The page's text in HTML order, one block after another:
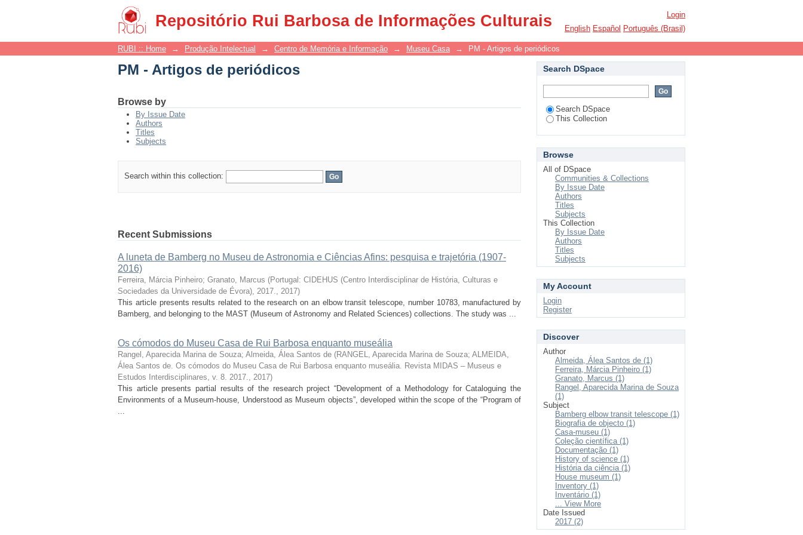
Repositório Rui Barbosa de Informações Culturais
PM - Artigos de periódicos
Login
English Español Português (Brasil)
RUBI :: Home → Produção Intelectual → Centro de Memória e Informação → Museu Casa → PM - Artigos de periódicos
PM - Artigos de periódicos
Browse by
By Issue Date
Authors
Titles
Subjects
Search within this collection:
Recent Submissions
A luneta de Bamberg no Museu de Astronomia e Ciências Afins: pesquisa e trajetória (1907-
2016)
Ferreira, Márcia Pinheiro; Granato, Marcus (Portugal: CIDEHUS (Centro Interdisciplinar de História, Culturas e
Sociedades da Universidade de Évora), 2017., 2017)
This article presents results related to the research on an elbow transit telescope, number 10783, manufactured by
Bamberg, and belonging to the MAST (Museum of Astronomy and Related Sciences) collections. The study was ...
Os cómodos do Museu Casa de Rui Barbosa enquanto museália
Rangel, Aparecida Marina de Souza; Almeida, Álea Santos de (RANGEL, Aparecida Marina de Souza; ALMEIDA,
Álea Santos de. Os cómodos do Museu Casa de Rui Barbosa enquanto museália. Revista MIDAS – Museus e
Estudos Interdisciplinares, v. 8. 2017., 2017)
This article presents partial results of the research project “Development of a Methodology for Cataloguing the
Environments of a Museum-house, Understood as Museum objects”, developed within the scope of the “Program of
...
Search DSpace
Search DSpace
This Collection
Browse
All of DSpace
Communities & Collections
By Issue Date
Authors
Titles
Subjects
This Collection
By Issue Date
Authors
Titles
Subjects
My Account
Login
Register
Discover
Author
Almeida, Álea Santos de (1)
Ferreira, Márcia Pinheiro (1)
Granato, Marcus (1)
Rangel, Aparecida Marina de Souza
(1)
Subject
Bamberg elbow transit telescope (1)
Biografia de objecto (1)
Casa-museu (1)
Coleção científica (1)
Documentação (1)
History of science (1)
História da ciência (1)
House museum (1)
Inventory (1)
Inventário (1)
... View More
Date Issued
2017 (2)